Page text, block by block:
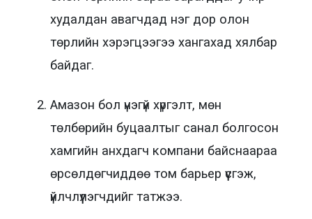
худалдан авагчдад нэг дор олон
төрлийн хэрэгцээгээ хангахад хялбар
байдаг.
Амазон бол үнэгүй хүргэлт, мөн
төлбөрийн буцаалтыг санал болгосон
хамгийн анхдагч компани байснаараа
өрсөлдөгчиддөө том барьер үүсгэж,
үйлчлүүлэгчдийг татжээ.